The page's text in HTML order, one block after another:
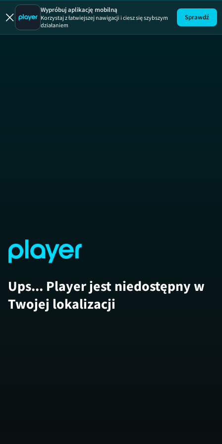
Milionerzy
Wypróbuj aplikację mobilną
Korzystaj z łatwiejszej nawigacji i ciesz się szybszym
działaniem
Sprawdź
Ups... Player jest niedostępny w
Twojej lokalizacji